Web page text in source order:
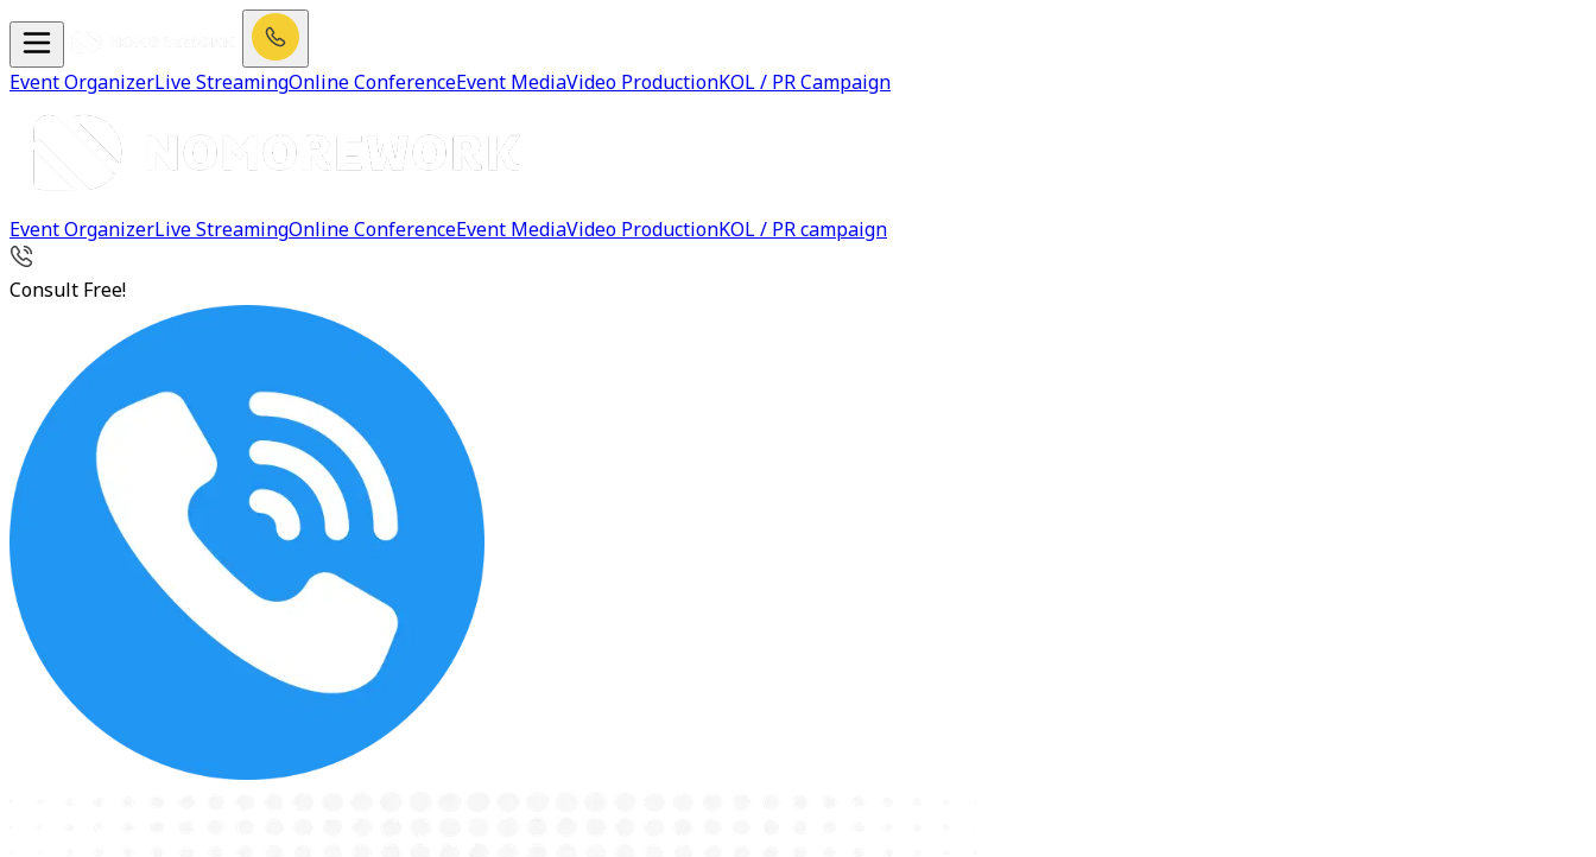
Event OrganizerLive StreamingOnline ConferenceEvent MediaVideo ProductionKOL / PR Campaign
Event OrganizerLive StreamingOnline ConferenceEvent MediaVideo ProductionKOL / PR campaign
Consult Free!